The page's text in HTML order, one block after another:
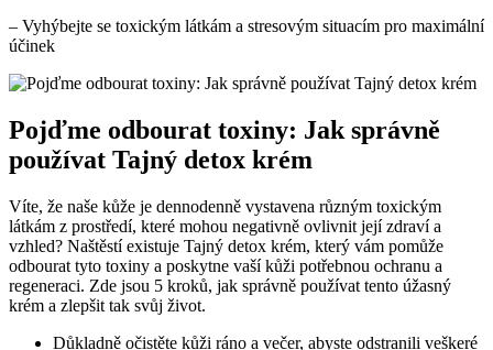
– Vyhýbejte se toxickým látkám a stresovým situacím pro maximální
účinek
Pojďme odbourat toxiny: Jak správně
používat Tajný detox krém
Víte, že naše kůže je dennodenně vystavena různým toxickým
látkám z prostředí, které mohou negativně ovlivnit její zdraví a
vzhled? Naštěstí existuje Tajný detox krém, který vám pomůže
odbourat tyto toxiny a poskytne vaší kůži potřebnou ochranu a
regeneraci. Zde jsou 5 kroků, jak správně používat tento úžasný
krém a zlepšit tak svůj život.
Důkladně očistěte kůži ráno a večer, abyste odstranili veškeré